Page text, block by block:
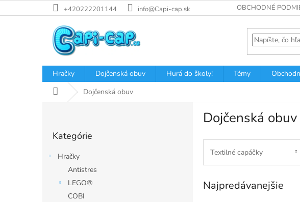
na
+420222201144 info@Capi-cap.sk OBCHODNÉ
Hračky Dojčenská obuv Hurá do školy! Témy
DomovDojčenská obuv
kategórie
Kategórie
Hračky
Antistres
LEGO®
COBI
Dojčenská obuv
Textilné capáčky
Najpredávanejšie